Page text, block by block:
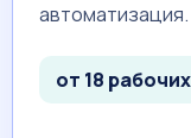
автоматизация.
от 18